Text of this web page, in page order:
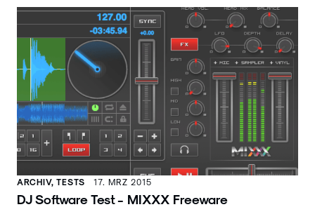
ARCHIV, TESTS 17. MRZ 2015
DJ Software Test - MIXXX Freeware